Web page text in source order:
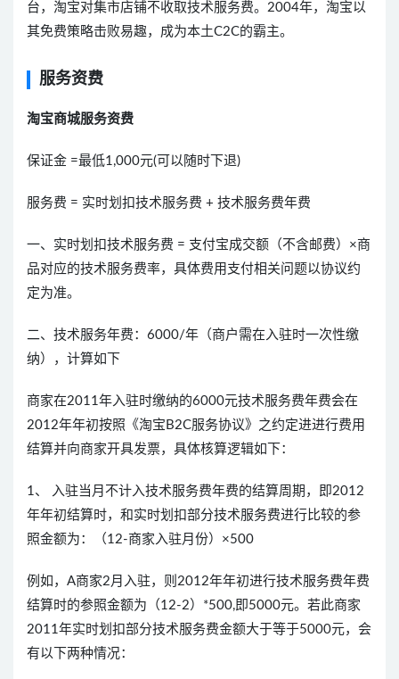
台，淘宝对集市店铺不收取技术服务费。2004年，淘宝以
其免费策略击败易趣，成为本土C2C的霸主。
服务资费
淘宝商城服务资费
保证金 =最低1,000元(可以随时下退)
服务费 = 实时划扣技术服务费 + 技术服务费年费
一、实时划扣技术服务费 = 支付宝成交额（不含邮费）×商
品对应的技术服务费率，具体费用支付相关问题以协议约
定为准。
二、技术服务年费：6000/年（商户需在入驻时一次性缴
纳），计算如下
商家在2011年入驻时缴纳的6000元技术服务费年费会在
2012年年初按照《淘宝B2C服务协议》之约定进进行费用
结算并向商家开具发票，具体核算逻辑如下：
1、 入驻当月不计入技术服务费年费的结算周期，即2012
年年初结算时，和实时划扣部分技术服务费进行比较的参
照金额为：（12-商家入驻月份）×500
例如，A商家2月入驻，则2012年年初进行技术服务费年费
结算时的参照金额为（12-2）*500,即5000元。若此商家
2011年实时划扣部分技术服务费金额大于等于5000元，会
有以下两种情况：